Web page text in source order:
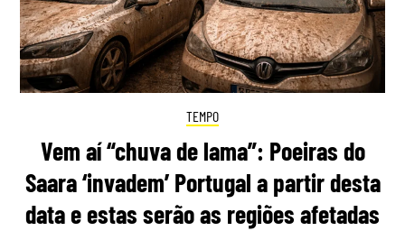
TEMPO
Vem aí “chuva de lama”: Poeiras do
Saara ‘invadem’ Portugal a partir desta
data e estas serão as regiões afetadas